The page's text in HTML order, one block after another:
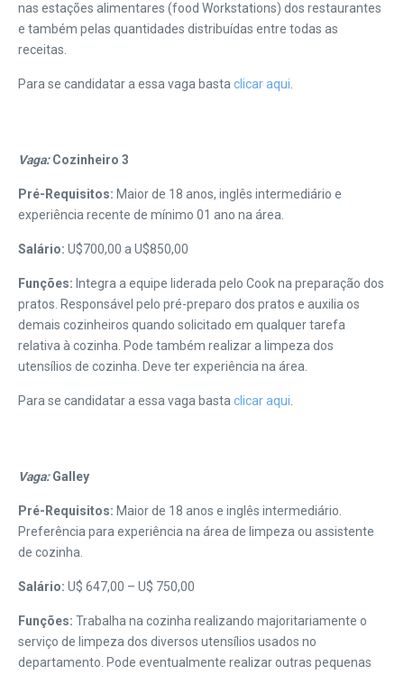
nas estações alimentares (food Workstations) dos restaurantes
e também pelas quantidades distribuídas entre todas as
receitas.
Para se candidatar a essa vaga basta clicar aqui
Vaga:Cozinheiro 3
Pré-Requisitos: Maior de 18 anos, inglês intermediário e
experiência recente de mínimo 01 ano na área.
Salário: U$700,00 a U$850,00
Funções: Integra a equipe liderada pelo Cook na preparação dos
pratos. Responsável pelo pré-preparo dos pratos e auxilia os
demais cozinheiros quando solicitado em qualquer tarefa
relativa à cozinha. Pode também realizar a limpeza dos
utensílios de cozinha. Deve ter experiência na área.
Para se candidatar a essa vaga basta clicar aqui
Vaga:Galley
Pré-Requisitos: Maior de 18 anos e inglês intermediário.
Preferência para experiência na área de limpeza ou assistente
de cozinha.
Salário: U$ 647,00 – U$ 750,00
Funções: Trabalha na cozinha realizando majoritariamente o
serviço de limpeza dos diversos utensílios usados no
departamento. Pode eventualmente realizar outras pequenas